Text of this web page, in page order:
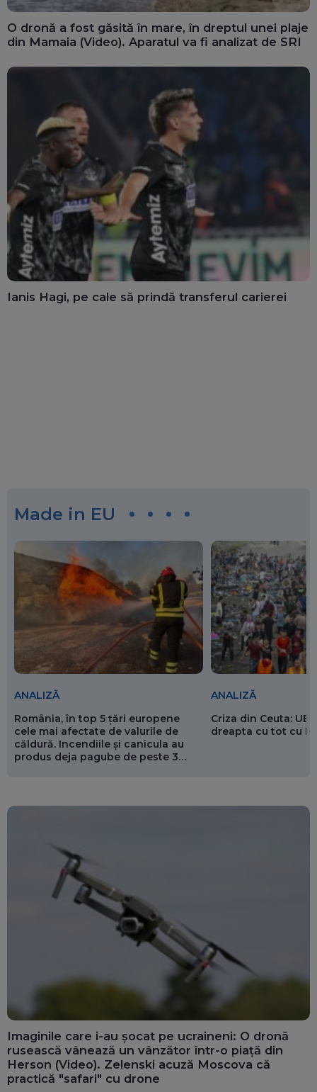
O dronă a fost găsită în mare, în dreptul unei plaje
din Mamaia (Video). Aparatul va fi analizat de SRI
Ianis Hagi, pe cale să prindă transferul carierei
Made in EU
ANALIZĂ
România, în top 5 țări europene
cele mai afectate de valurile de
căldură. Incendiile și canicula au
produs deja pagube de peste 3
ANALIZĂ
Criza din Ceuta: UE
dreapta cu tot cu
Imaginile care i-au șocat pe ucraineni: O dronă
rusească vânează un vânzător într-o piață din
Herson (Video). Zelenski acuză Moscova că
practică "safari" cu drone